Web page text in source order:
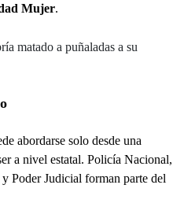
Mujer.
matado a puñaladas a su
abordarse solo desde una
a nivel estatal. Policía Nacional,
Poder Judicial forman parte del